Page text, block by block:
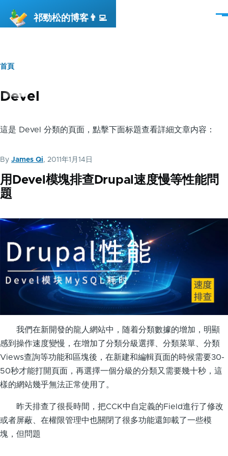
祁勁松的博客👨‍💻
選
導
航
結
首頁
Devel
這是 Devel 分類的頁面，點擊下面标題查看詳細文章内容：
By James Qi, 2011年1月14日
用Devel模塊排查Drupal速度慢等性能問
題
我們在新開發的龍人網站中，随着分類數據的增加，明顯
感到操作速度變慢，在增加了分類分級選擇、分類菜單、分類
Views查詢等功能和區塊後，在新建和編輯頁面的時候需要30-
50秒才能打開頁面，再選擇一個分級的分類又需要幾十秒，這
樣的網站幾乎無法正常使用了。
昨天排查了很長時間，把CCK中自定義的Field進行了修改
或者屏蔽、在權限管理中也關閉了很多功能還卸載了一些模
塊，但問題